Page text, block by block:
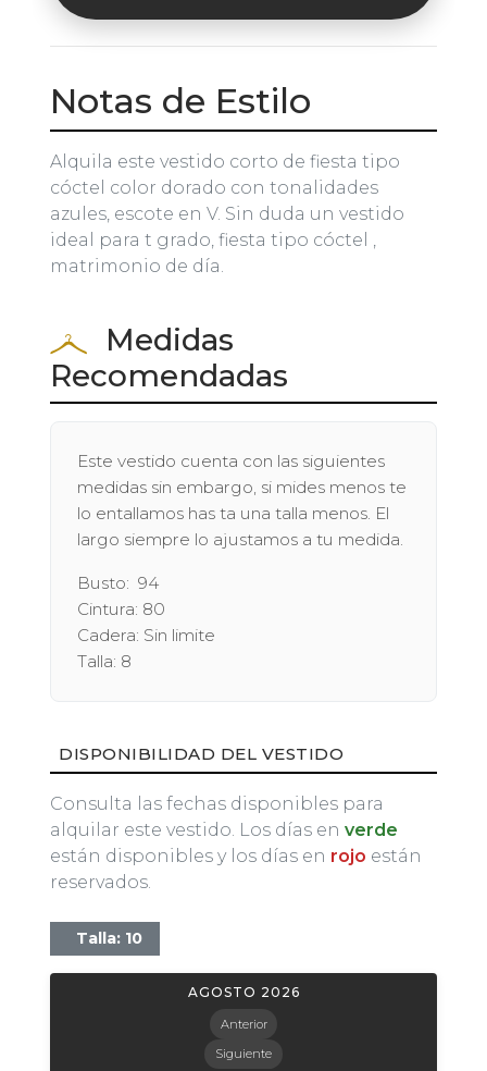
Notas de Estilo
Alquila este vestido corto de fiesta tipo
cóctel color dorado con tonalidades
azules, escote en V. Sin duda un vestido
ideal para t grado, fiesta tipo cóctel ,
matrimonio de día.
Medidas
Recomendadas
Este vestido cuenta con las siguientes
medidas sin embargo, si mides menos te
lo entallamos has ta una talla menos. El
largo siempre lo ajustamos a tu medida.
Busto: 94
Cintura: 80
Cadera: Sin limite
Talla: 8
DISPONIBILIDAD DEL VESTIDO
Consulta las fechas disponibles para
alquilar este vestido. Los días en verde
están disponibles y los días en rojo están
reservados.
Talla: 10
Anterior
AGOSTO 2026
Siguiente